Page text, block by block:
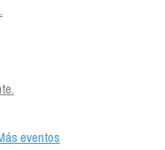
eventos